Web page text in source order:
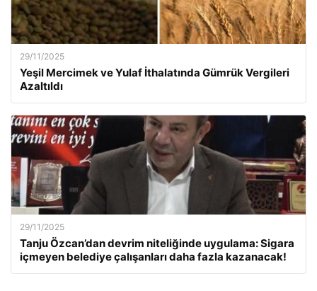
29/11/2025
Yeşil Mercimek ve Yulaf İthalatında Gümrük Vergileri
Azaltıldı
29/11/2025
Tanju Özcan’dan devrim niteliğinde uygulama: Sigara
içmeyen belediye çalışanları daha fazla kazanacak!